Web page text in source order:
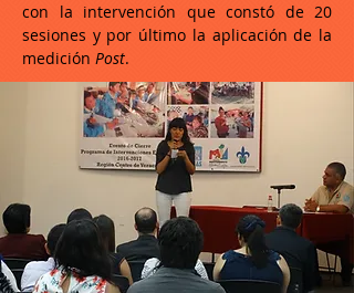
con la intervención que constó de 20
sesiones y por último la aplicación de la
medición Post.